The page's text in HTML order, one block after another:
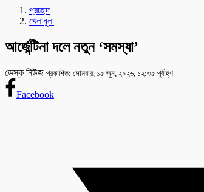
প্রচ্ছদ
খেলাধুলা
আর্জেন্টিনা দলে নতুন ‘সমস্যা’
ডেস্ক নিউজ প্রকাশিত: সোমবার, ১৫ জুন, ২০২৬, ১২:৩৫ পূর্বাহ্ণ
Facebook